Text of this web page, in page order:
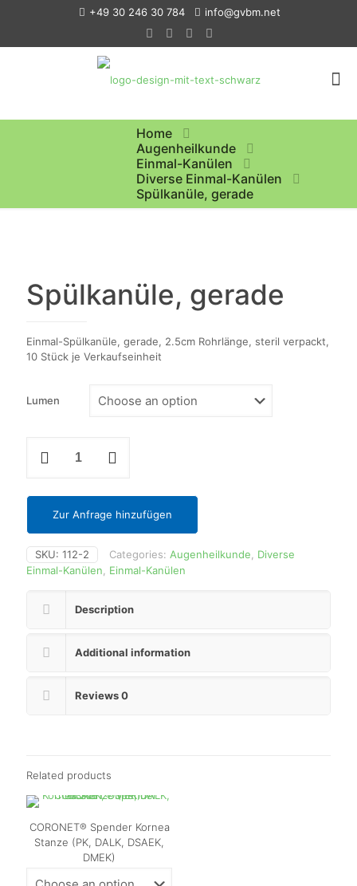
+49 30 246 30 784 info@gvbm.net
Home
Augenheilkunde
Einmal-Kanülen
Diverse Einmal-Kanülen
Spülkanüle, gerade
Spülkanüle, gerade
Einmal-Spülkanüle, gerade, 2.5cm Rohrlänge, steril verpackt,
10 Stück je Verkaufseinheit
Lumen
Zur Anfrage hinzufügen
SKU: 112-2 Categories: Augenheilkunde
Diverse
Einmal-Kanülen
Einmal-Kanülen
Description
Additional information
Reviews0
Related products
CORONET® Spender Kornea
Stanze (PK, DALK, DSAEK,
DMEK)